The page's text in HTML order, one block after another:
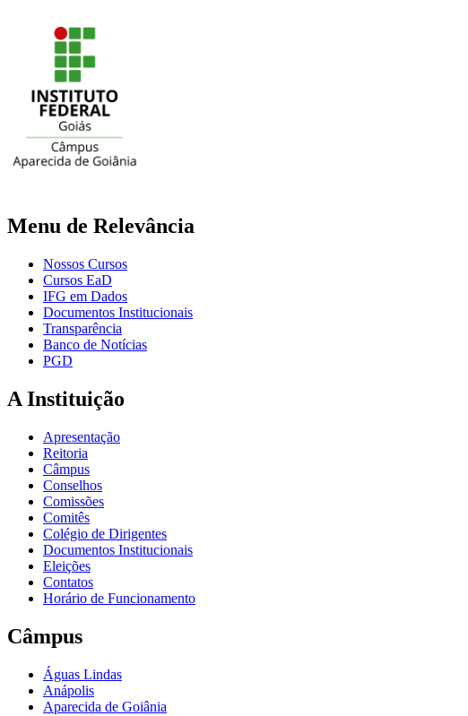
Menu de Relevância
Nossos Cursos
Cursos EaD
IFG em Dados
Documentos Institucionais
Transparência
Banco de Notícias
PGD
A Instituição
Apresentação
Reitoria
Câmpus
Conselhos
Comissões
Comitês
Colégio de Dirigentes
Documentos Institucionais
Eleições
Contatos
Horário de Funcionamento
Câmpus
Águas Lindas
Anápolis
Aparecida de Goiânia